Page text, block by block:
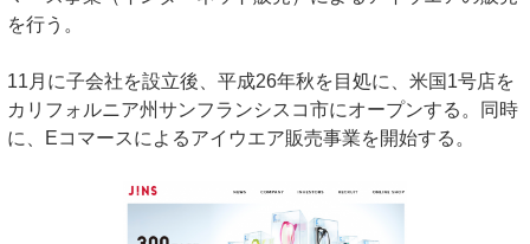
を行う。
11月に子会社を設立後、平成26年秋を目処に、米国1号店を
カリフォルニア州サンフランシスコ市にオープンする。同時
に、Eコマースによるアイウエア販売事業を開始する。